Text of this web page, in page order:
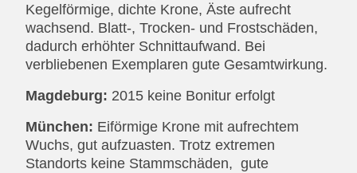
Kegelförmige, dichte Krone, Äste aufrecht
wachsend. Blatt-, Trocken- und Frostschäden,
dadurch erhöhter Schnittaufwand. Bei
verbliebenen Exemplaren gute Gesamtwirkung.
Magdeburg: 2015 keine Bonitur erfolgt
München: Eiförmige Krone mit aufrechtem
Wuchs, gut aufzuasten. Trotz extremen
Standorts keine Stammschäden, gute